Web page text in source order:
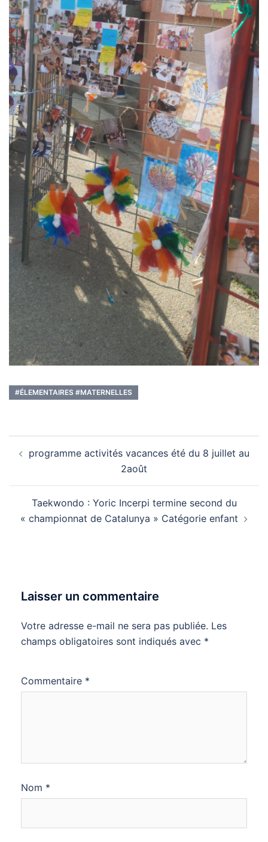
#ÉLEMENTAIRES #MATERNELLES
d’article
programme activités vacances été du 8 juillet au
2août
Taekwondo : Yoric Incerpi termine second du
« championnat de Catalunya » Catégorie enfant
Laisser un commentaire
Votre adresse e-mail ne sera pas publiée. Les
champs obligatoires sont indiqués avec *
Commentaire *
Nom *